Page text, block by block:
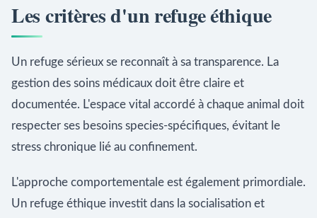
Les critères d'un refuge éthique
Un refuge sérieux se reconnaît à sa transparence. La
gestion des soins médicaux doit être claire et
documentée. L'espace vital accordé à chaque animal doit
respecter ses besoins species-spécifiques, évitant le
stress chronique lié au confinement.
L'approche comportementale est également primordiale.
Un refuge éthique investit dans la socialisation et